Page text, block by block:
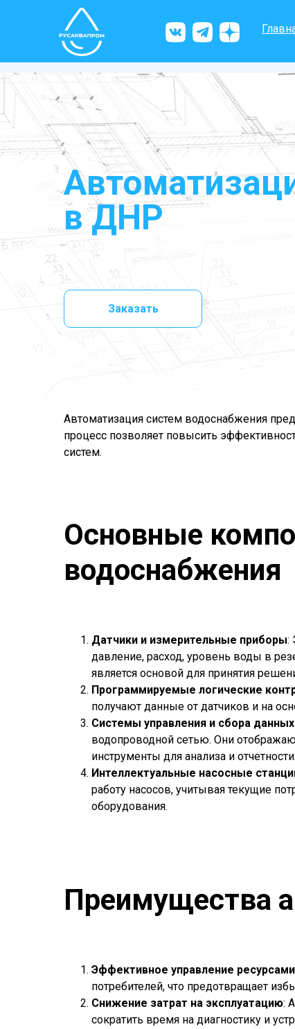
вДНР
Заказать
Автоматизация систем водоснабжения
процесс позволяет повысить
систем.
Основные
водоснабжения
Датчики и измерительные приборы:
давление, расход, уровень воды в
является основой для принятия
Программируемые логические
получают данные от датчиков и на
Системы управления и сбора
водопроводной сетью. Они
инструменты для анализа и отчетности.
Интеллектуальные насосные
работу насосов, учитывая текущие
оборудования.
Преимущества
Эффективное управление ресурсами
потребителей, что предотвращает
Снижение затрат на эксплуатацию:
сократить время на диагностику и